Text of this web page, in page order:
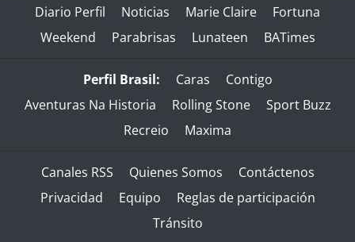
Diario Perfil Noticias Marie Claire
Fortuna
Weekend
Parabrisas Lunateen BATimes
Perfil Brasil: Caras
Contigo
Aventuras Na Historia
Rolling Stone
Sport Buzz
Recreio
Maxima
Canales RSS Quienes Somos
Contáctenos
Privacidad
Equipo
Reglas de participación
Tránsito